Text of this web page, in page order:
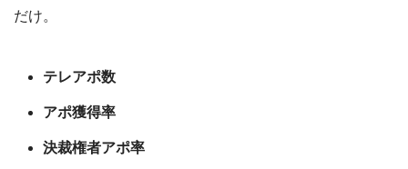
だけ。
テレアポ数
アポ獲得率
決裁権者アポ率